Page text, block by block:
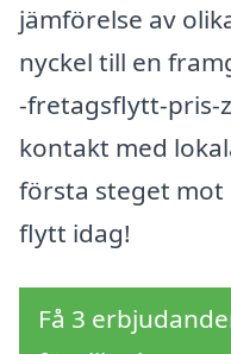
jämförelse av
nyckel till en
-fretagsflytt-pris-
kontakt med
första steget mot
flytt idag!
Få 3